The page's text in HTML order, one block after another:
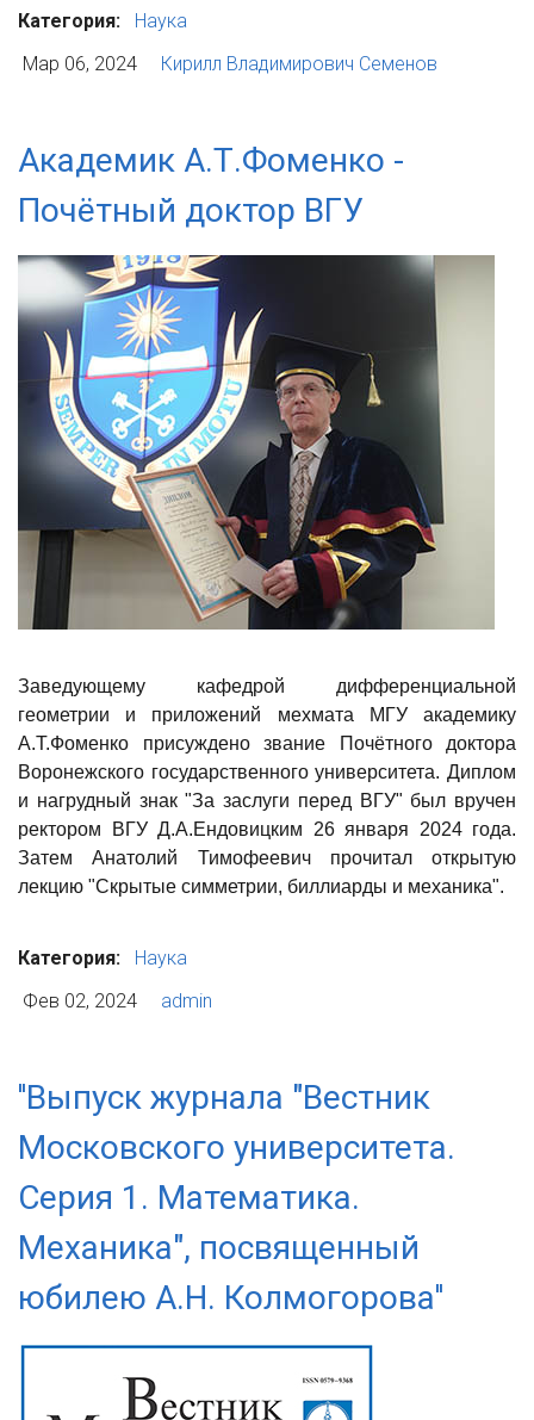
Категория:
Наука
Мар 06, 2024
Кирилл Владимирович Семенов
Академик А.Т.Фоменко -
Почётный доктор ВГУ
Заведующему кафедрой дифференциальной
геометрии и приложений мехмата МГУ академику
А.Т.Фоменко присуждено звание Почётного доктора
Воронежского государственного университета. Диплом
и нагрудный знак "За заслуги перед ВГУ" был вручен
ректором ВГУ Д.А.Ендовицким 26 января 2024 года.
Затем Анатолий Тимофеевич прочитал открытую
лекцию "Скрытые симметрии, биллиарды и механика".
Категория:
Наука
Фев 02, 2024
admin
''Выпуск журнала "Вестник
Московского университета.
Серия 1. Математика.
Механика", посвященный
юбилею А.Н. Колмогорова''